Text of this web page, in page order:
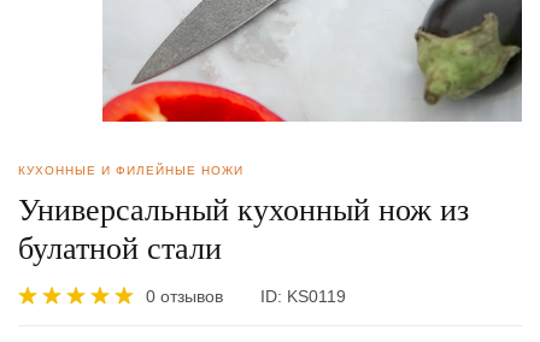
КУХОННЫЕ И ФИЛЕЙНЫЕ НОЖИ
Универсальный кухонный нож из
булатной стали
0 отзывов ID: KS0119